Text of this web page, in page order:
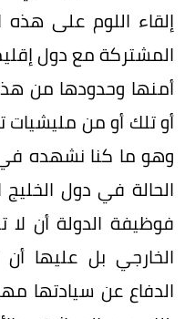
إلقاء اللوم على هذه
المشتركة مع دول
أمنها وحدودها من
أو تلك أو من مليشيات
وهو ما كنا نشهده في
الحالة في دول
فوظيفة الدولة أن لا
الخارجي بل عليها
الدفاع عن سيادتها